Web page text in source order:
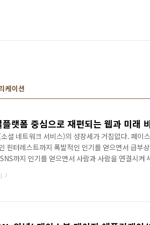
케이션
플랫폼 중심으로 재편되는 웹과 미래
셜 네트워크 서비스)의 성장세가 거침없다. 페이
핀터레스트까지 폭발적인 인기를 얻으면서 급부
까지 인기를 얻으면서 사람과 사람을 연결시켜
자리잡게 되었다. 특히 페이스북, 트위터, 구글플
다른 서비스들과 유기적으로 연동되기 시작하였